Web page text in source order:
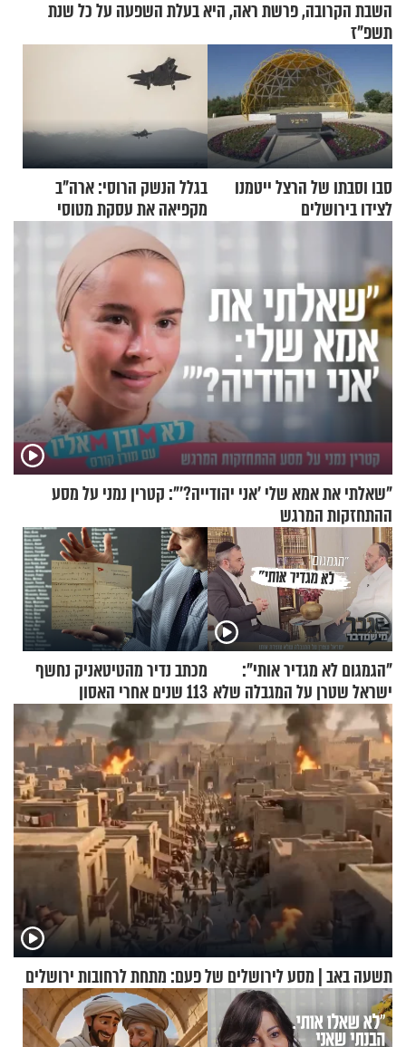
השבת הקרובה, פרשת ראה, היא בעלת השפעה על כל שנת
תשפ"ז
סבו וסבתו של הרצל ייטמנו
לצידו בירושלים
בגלל הנשק הרוסי: ארה"ב
מקפיאה את עסקת מטוסי
הקרב לטורקיה
"שאלתי את אמא שלי 'אני יהודייה?'": קטרין נמני על מסע
ההתחזקות המרגש
"הגמגום לא מגדיר אותי":
ישראל שטרן על המגבלה שלא
עוצרת אותו
מכתב נדיר מהטיטאניק נחשף
113 שנים אחרי האסון
תשעה באב | מסע לירושלים של פעם: מתחת לרחובות ירושלים